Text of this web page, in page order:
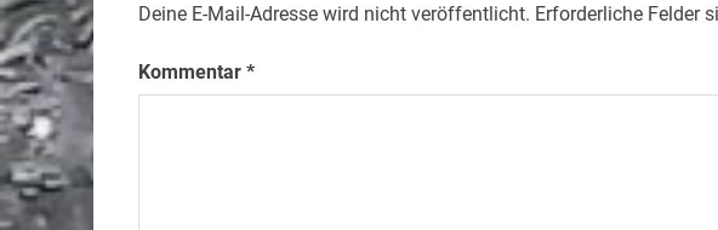
Deine E-Mail-Adresse wird nicht veröffentlicht. Erforderliche Felder
Kommentar *